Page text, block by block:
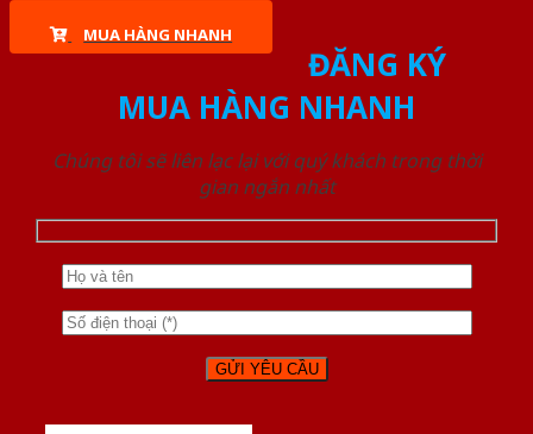
MUA HÀNG NHANH
ĐĂNG KÝ
MUA HÀNG NHANH
Chúng tôi sẽ liên lạc lại với quý khách trong thời
gian ngắn nhất